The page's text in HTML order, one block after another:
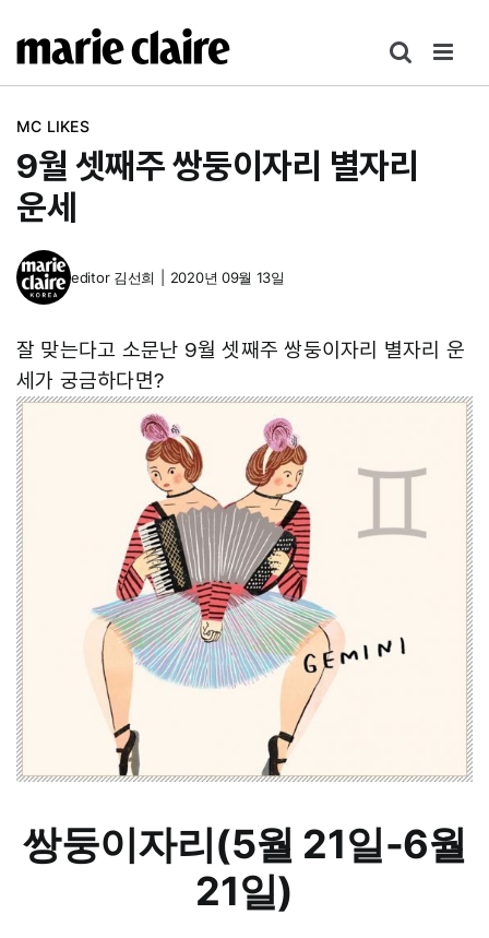
텐
MC LIKES
9월 셋째주 쌍둥이자리 별자리
운세
editor 김선희 2020년 09월 13일
잘 맞는다고 소문난 9월 셋째주 쌍둥이자리 별자리 운
세가 궁금하다면?
쌍둥이자리(5월 21일-6월
21일)